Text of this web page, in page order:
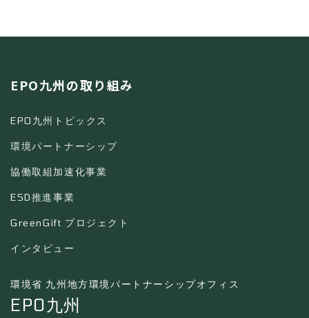
EPO九州の取り組み
EPO九州トピックス
環境パートナーシップ
協働取組加速化事業
ESD推進事業
GreenGift プロジェクト
インタビュー
環境省 九州地方環境パートナーシップオフィス
EPO九州